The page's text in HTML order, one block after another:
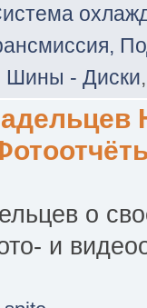
Шины - Диски
о
и